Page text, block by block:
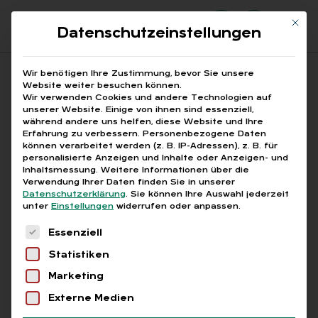
Suchfeld
Suchen
Breadcrumb-Navigation
STARTSEITE ARBEITSENTGELT
Alle Bei­trä­ge mit dem
Schlag­wort „Ar­beits­ent­
gelt“
Mit
Datenschutzeinstellungen
Wir benötigen Ihre Zustimmung, bevor Sie unsere
Website weiter besuchen können.
Wir verwenden Cookies und andere Technologien auf
unserer Website. Einige von ihnen sind essenziell,
während andere uns helfen, diese Website und Ihre
Erfahrung zu verbessern. Personenbezogene Daten
können verarbeitet werden (z. B. IP-Adressen), z. B. für
personalisierte Anzeigen und Inhalte oder Anzeigen- und
Inhaltsmessung. Weitere Informationen über die
Verwendung Ihrer Daten finden Sie in unserer
Datenschutzerklärung. Sie können Ihre Auswahl jederzeit
unter Einstellungen widerrufen oder anpassen.
Es folgt eine Liste der Service-Gruppen, für
Essenziell
Statistiken
Marketing
Externe Medien